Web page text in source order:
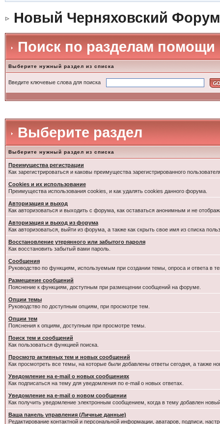
Новый Черняховский Форум
Поиск по разделам помощи
Выберите нужный раздел из списка
Введите ключевые слова для поиска
Выберите раздел
Выберите нужный раздел из списка
Преимущества регистрации
Как зарегистрироваться и каковы преимущества зарегистрированного
Cookies и их использование
Преимущества использования cookies, и как удалять cookies данного форума.
Авторизация и выход
Как авторизоваться и выходить с форума, как оставаться анонимным и не
Авторизация и выход из форума
Как авторизоваться, выйти из форума, а также как скрыть свое имя из списка
Восстановление утерянного или забытого пароля
Как восстановить забытый вами пароль.
Сообщения
Руководство по функциям, используемым при создании темы, опроса и ответа в
Размещение сообщений
Пояснение к функциям, доступным при размещении сообщений на форуме.
Опции темы
Руководство по доступным опциям, при просмотре тем.
Опции тем
Пояснения к опциям, доступным при просмотре темы.
Поиск тем и сообщений
Как пользоваться функцией поиска.
Просмотр активных тем и новых сообщений
Как просмотреть все темы, на которые были добавлены ответы сегодня, а также
Уведомление на e-mail о новых сообщениях
Как подписаться на тему для уведомления по e-mail о новых ответах.
Уведомление на е-mail о новом сообщении
Как получить уведомление электронным сообщением, когда в тему добавлен
Ваша панель управления (Личные данные)
Редактирование контактной и персональной информации, аватаров, подписи,